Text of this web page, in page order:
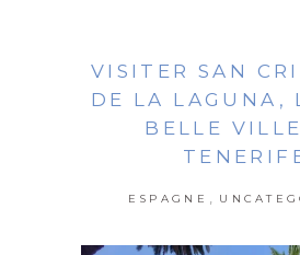
VISITER SAN
DE LA LAGUNA,
BELLE
ESPAGNE